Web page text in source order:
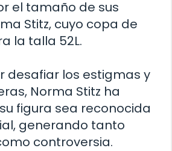
el tamaño de sus
Stitz, cuyo copa de
la talla 52L.
desafiar los estigmas y
Norma Stitz ha
figura sea reconocida
generando tanto
controversia.